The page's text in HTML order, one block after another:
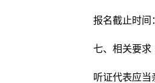
报名截止时间
七、相关要求
听证代表应当